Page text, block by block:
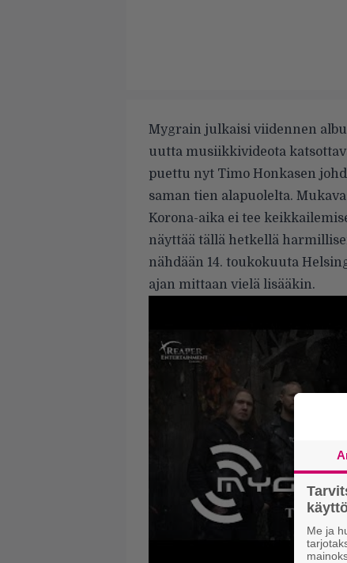
Mygrain julkaisi viidennen
uutta musiikkivideota
puettu nyt Timo Honkasen
saman tien alapuolelta.
Korona-aika ei tee
näyttää tällä hetkellä
nähdään 14. toukokuuta
ajan mittaan vielä lisääkin.
Me ja